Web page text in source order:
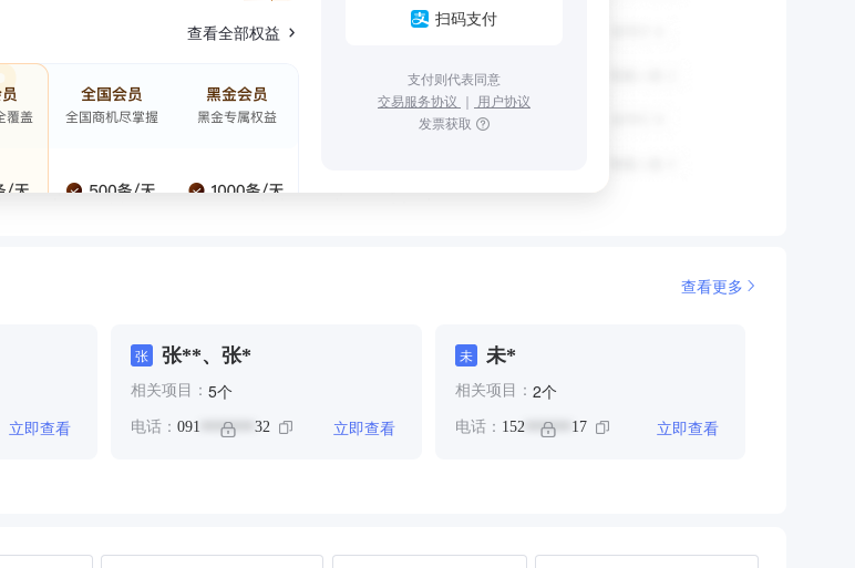
查看全部权益
扫码支付
支付则代表同意
交易服务协议 ｜ 用户协议
发票获取
查看更多
立即查看
张 张**、张*
相关项目： 5个
电话： 091 ******* 32 立即查看
未 未*
相关项目： 2个
电话： 152****** 17 立即查看